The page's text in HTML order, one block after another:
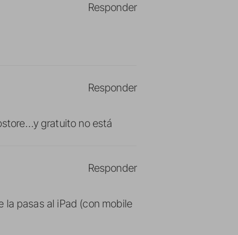
Responder
gratuito no está
Responder
la pasas al iPad (con mobile
Responder